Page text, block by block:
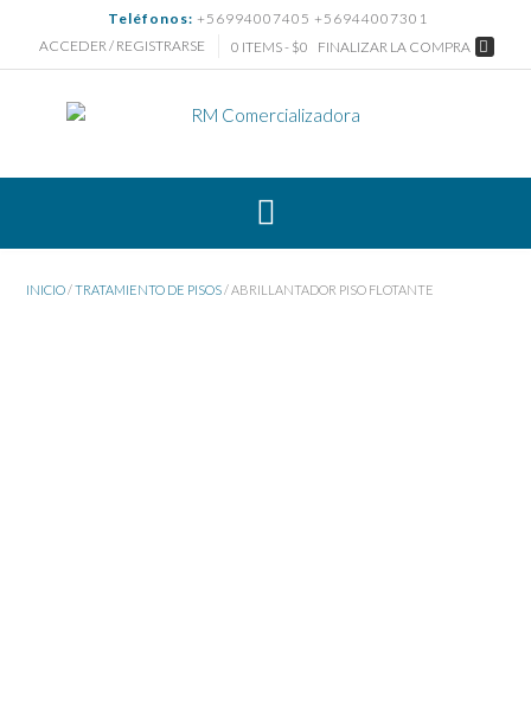
contenido
Teléfonos: +56994007405 +56944007301
ACCEDER / REGISTRARSE
0 ITEMS - $0 FINALIZAR LA COMPRA
INICIO/TRATAMIENTO DE PISOS/ ABRILLANTADOR PISO FLOTANTE